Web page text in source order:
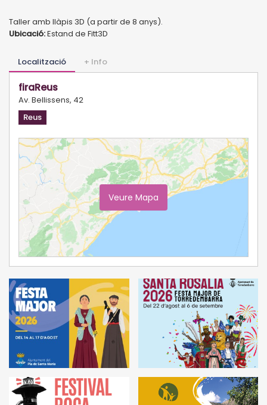
Taller amb llàpis 3D (a partir de 8 anys).
Ubicació:Estand de Fitt3D
Localització + Info
firaReus
Av. Bellissens, 42
Reus
Veure Mapa